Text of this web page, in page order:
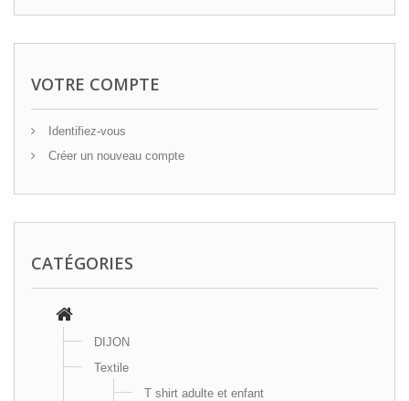
VOTRE COMPTE
Identifiez-vous
Créer un nouveau compte
CATÉGORIES
DIJON
Textile
T shirt adulte et enfant